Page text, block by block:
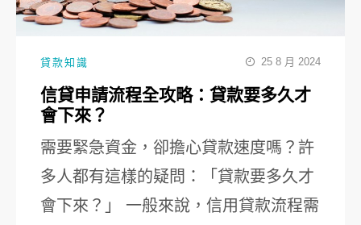
貸款知識 25 8 月 2024
信貸申請流程全攻略：貸款要多久才
會下來？
需要緊急資金，卻擔心貸款速度嗎？許
多人都有這樣的疑問：「貸款要多久才
會下來？」 一般來說，信用貸款流程需